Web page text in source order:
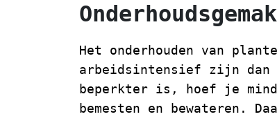
Onderhoudsgemak
Het onderhouden van
arbeidsintensief zijn dan
beperkter is, hoef je
bemesten en bewateren.